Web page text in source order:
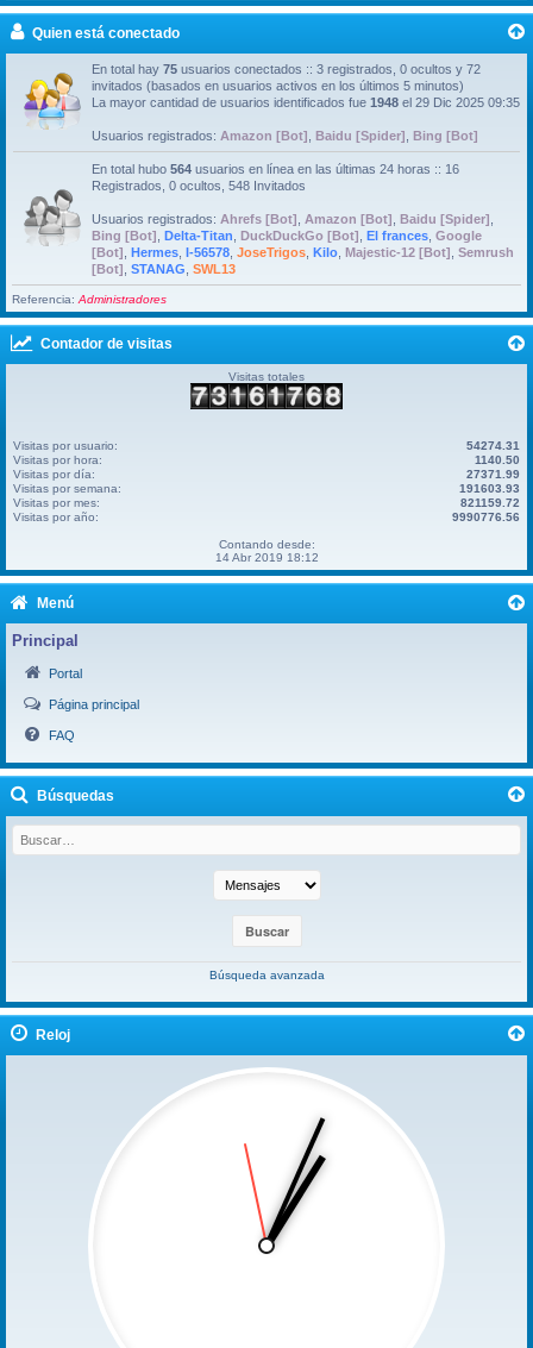
Menú
Principal
Portal
Página principal
FAQ
Búsquedas
Búsqueda avanzada
Reloj
Quien está conectado
En total hay 75 usuarios conectados :: 3 registrados, 0 ocultos y 72
invitados (basados en usuarios activos en los últimos 5 minutos)
La mayor cantidad de usuarios identificados fue 1948 el 29 Dic 2025 09:35
Usuarios registrados: Amazon [Bot] Baidu [Spider] Bing [Bot]
En total hubo 564 usuarios en línea en las últimas 24 horas :: 16
Registrados, 0 ocultos, 548 Invitados
Usuarios registrados: Ahrefs [Bot] Amazon [Bot] Baidu [Spider]
Bing [Bot] Delta-Titan DuckDuckGo [Bot] El frances Google
[Bot] Hermes I-56578 JoseTrigos Kilo Majestic-12 [Bot] Semrush
[Bot] STANAG SWL13
Referencia: Administradores
Contador de visitas
Visitas totales
Visitas por usuario:
54274.31
Visitas por hora:
1140.50
Visitas por día:
27371.99
Visitas por semana:
191603.93
Visitas por mes:
821159.72
Visitas por año:
9990776.56
Contando desde:
14 Abr 2019 18:12